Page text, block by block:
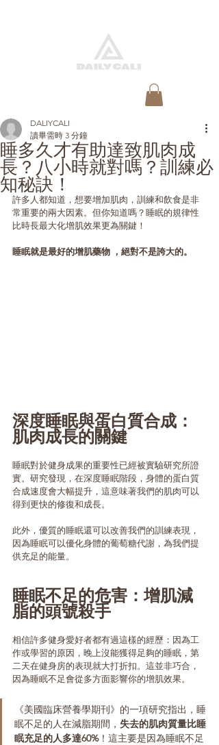
睡多久才有助達致肌肉成
長？八小時就對嗎？訓練必
知秘訣！
DALIYCALI
讀畢需時 3 分鐘
許多人都知道，想要增加肌肉，訓練和飲食是非
常重要的兩大因素。但你知道嗎？睡眠的規律性
比時長最大化增肌效果更為關鍵！
睡眠就是最好的增肌藥物 ，絕對不是誇大的。
深度睡眠與蛋白質合成：
肌肉成長的關鍵
睡眠對於健身成果的重要性已經被實驗研究所證
實。研究發現，在深度睡眠階段，身體的蛋白質
合成速度會大幅提升，這意味著我們的肌肉可以
得到更快的修復和成長。
此外，優質的睡眠還可以改善我們的訓練表現，
因為睡眠可以優化身體的葡萄糖代謝，為我們提
供充足的能量。
睡眠不足的危害：增肌減
脂的頭號殺手
相信許多健身愛好者都有過這樣的經歷：因為工
作或學習的原因，晚上沒能獲得足夠的睡眠，第
二天在健身房的表現就大打折扣。這並非巧合，
因為睡眠不足會從多方面影響你的增肌效果。
《美國臨床營養學期刊》的一項研究指出，睡
眠不足的人在減脂期間， 失去的肌肉質量比睡
眠充足的人多達60%！這主要是因為睡眠不足